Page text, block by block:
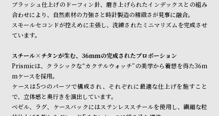
レ
デ
ィ
ー
ス
腕
時
計
キ
ッ
ズ
腕
時
計
ブラッシュ仕上げのドーフィン針、磨き上げられたインデックスとの組み
合わせにより、自然素材の力強さと時計製造の精緻さが見事に融合。
スモールセコンドが控えめに主張し、洗練されたミニマリズムを完成させ
ています。
スチール×チタンが生む、36mmの完成されたプロポーション
Prismicは、クラシックな“カクテルウォッチ”の美学から着想を得た36m
mケースを採用。
ケースは5つのパーツで構成され、それぞれに最適な仕上げを施すこと
で、立体感と奥行きを演出しています。
ベゼル、ラグ、ケースバックにはステンレススチールを使用し、繊細な粒